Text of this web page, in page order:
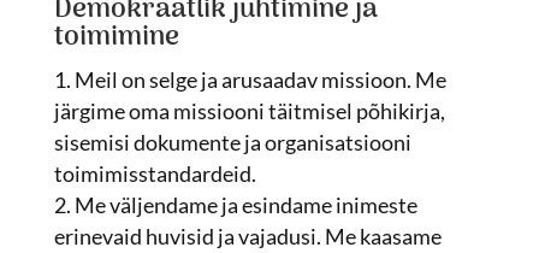
Demokraatlik juhtimine ja
toimimine
Meil on selge ja arusaadav missioon. Me
järgime oma missiooni täitmisel põhikirja,
sisemisi dokumente ja organisatsiooni
toimimisstandardeid.
Me väljendame ja esindame inimeste
erinevaid huvisid ja vajadusi. Me kaasame